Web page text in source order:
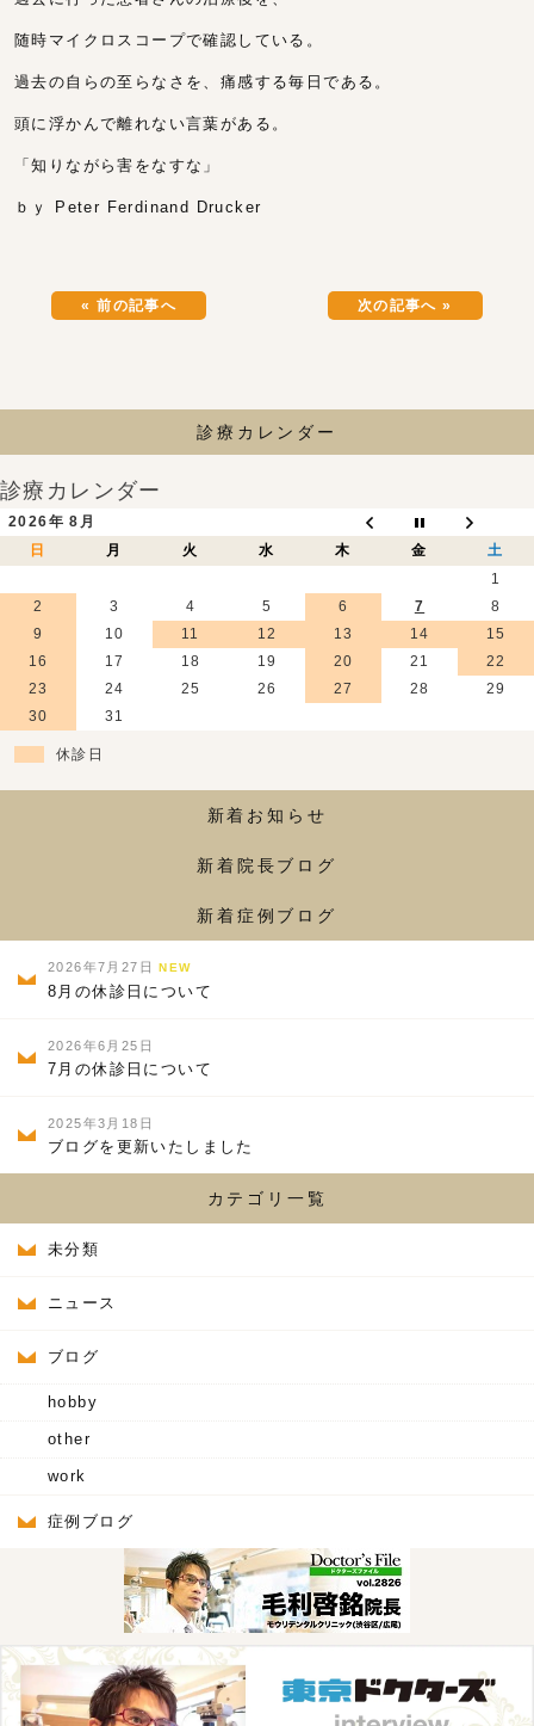
随時マイクロスコープで確認している。
過去の自らの至らなさを、痛感する毎日である。
頭に浮かんで離れない言葉がある。
「知りながら害をなすな」
ｂｙ Peter Ferdinand Drucker
« 前の記事へ 次の記事へ »
診療カレンダー
診療カレンダー
2026年 8月
日
月 火 水 木 金
土
1
2
3 4 5 6 7
8
9
10 11 12 13 14
15
16
17 18 19 20 21
22
23
24 25 26 27 28
29
30
31
休診日
新着お知らせ
新着院長ブログ
新着症例ブログ
2026年7月27日NEW
8月の休診日について
2026年6月25日
7月の休診日について
2025年3月18日
ブログを更新いたしました
カテゴリ一覧
未分類
ニュース
ブログ
hobby
other
work
症例ブログ